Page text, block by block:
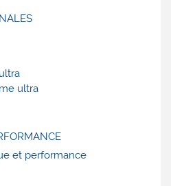
ultra
et performance